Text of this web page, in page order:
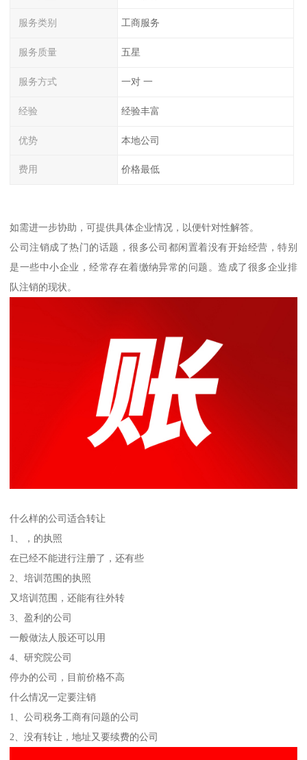
服务类别 工商服务
服务质量 五星
服务方式 一对 一
经验 经验丰富
优势 本地公司
费用 价格最低
如需进一步协助，可提供具体企业情况，以便针对性解答。
公司注销成了热门的话题，很多公司都闲置着没有开始经营，特别
是一些中小企业，经常存在着缴纳异常的问题。造成了很多企业排
队注销的现状。
什么样的公司适合转让
1、，的执照
在已经不能进行注册了，还有些
2、培训范围的执照
又培训范围，还能有往外转
3、盈利的公司
一般做法人股还可以用
4、研究院公司
停办的公司，目前价格不高
什么情况一定要注销
1、公司税务工商有问题的公司
2、没有转让，地址又要续费的公司